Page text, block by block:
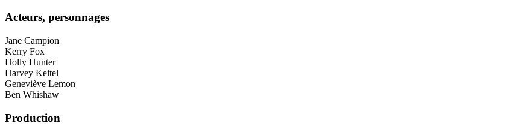
Acteurs, personnages
Jane Campion
Kerry Fox
Holly Hunter
Harvey Keitel
Geneviève Lemon
Ben Whishaw
Production